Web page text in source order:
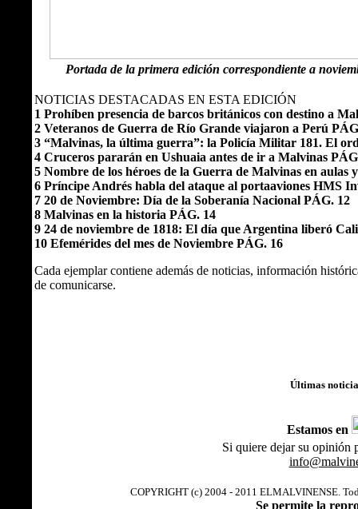
Portada de la primera edición correspondiente a
NOTICIAS DESTACADAS EN ESTA EDICIÓN
1 Prohíben presencia de barcos británicos con destino a
2 Veteranos de Guerra de Río Grande viajaron a Perú
3 “Malvinas, la última guerra”: la Policía Militar 181. El
4 Cruceros pararán en Ushuaia antes de ir a Malvinas
5 Nombre de los héroes de la Guerra de Malvinas en aulas
6 Príncipe Andrés habla del ataque al portaaviones HMS
7 20 de Noviembre: Día de la Soberanía Nacional PÁG. 12
8 Malvinas en la historia PÁG. 14
9 24 de noviembre de 1818: El día que Argentina liberó
10 Efemérides del mes de Noviembre PÁG. 16
Cada ejemplar contiene además de noticias, información
de comunicarse.
Últimas
Estamos en
Si quiere dejar su opinión
COPYRIGHT (c) 2004 - 2011 ELMALVINENSE.
Se permite la